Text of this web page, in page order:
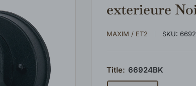
exterieure
MAXIM / ET2 SKU:
Title: 66924BK